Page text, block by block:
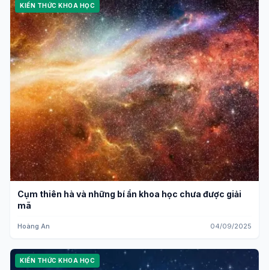
KIẾN THỨC KHOA HỌC
Cụm thiên hà và những bí ẩn khoa học chưa được giải
mã
Hoàng An 04/09/2025
KIẾN THỨC KHOA HỌC